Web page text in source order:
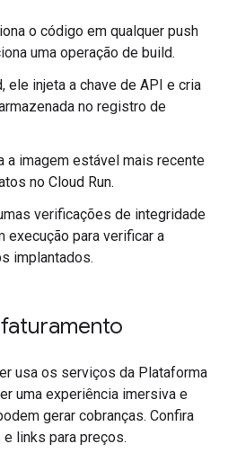
o código em qualquer push
uma operação de build.
ele injeta a chave de API e cria
no registro de
a imagem estável mais recente
no Cloud Run.
verificações de integridade
execução para verificar a
implantados.
usa os serviços da Plataforma
uma experiência imersiva e
gerar cobranças. Confira
links para preços.